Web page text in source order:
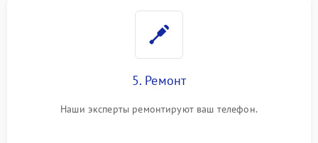
5. Ремонт
Наши эксперты ремонтируют ваш телефон.